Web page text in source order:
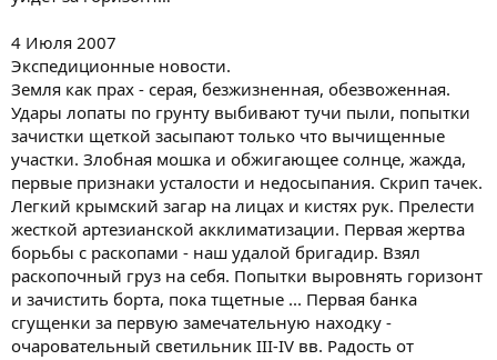
4 Июля 2007
Экспедиционные новости.
Земля как прах - серая, безжизненная, обезвоженная.
Удары лопаты по грунту выбивают тучи пыли, попытки
зачистки щеткой засыпают только что вычищенные
участки. Злобная мошка и обжигающее солнце, жажда,
первые признаки усталости и недосыпания. Скрип тачек.
Легкий крымский загар на лицах и кистях рук. Прелести
жесткой артезианской акклиматизации. Первая жертва
борьбы с раскопами - наш удалой бригадир. Взял
раскопочный груз на себя. Попытки выровнять горизонт
и зачистить борта, пока тщетные ... Первая банка
сгущенки за первую замечательную находку -
очаровательный светильник III-IV вв. Радость от